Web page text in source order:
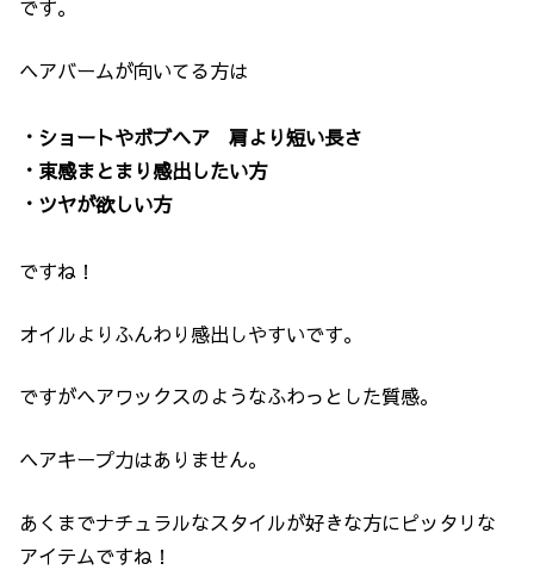
です。
ヘアバームが向いてる方は
・ショートやボブヘア 肩より短い長さ
・束感まとまり感出したい方
・ツヤが欲しい方
ですね！
オイルよりふんわり感出しやすいです。
ですがヘアワックスのようなふわっとした質感。
ヘアキープ力はありません。
あくまでナチュラルなスタイルが好きな方にピッタリな
アイテムですね！